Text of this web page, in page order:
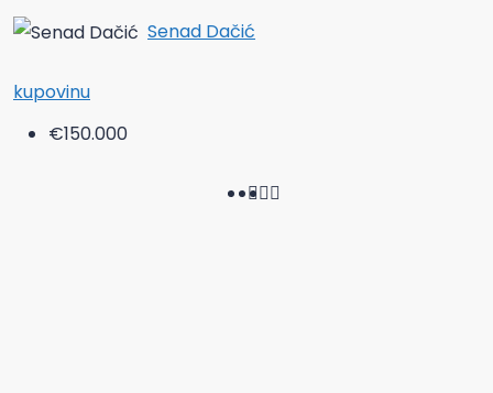
Senad Dačić
kupovinu
€150.000